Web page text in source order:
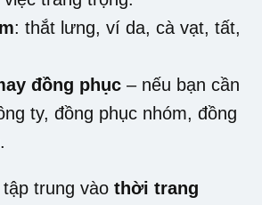
: thắt lưng, ví da, cà vạt, tất,
đồng phục – nếu bạn cần
ty, đồng phục nhóm, đồng
trung vào thời trang